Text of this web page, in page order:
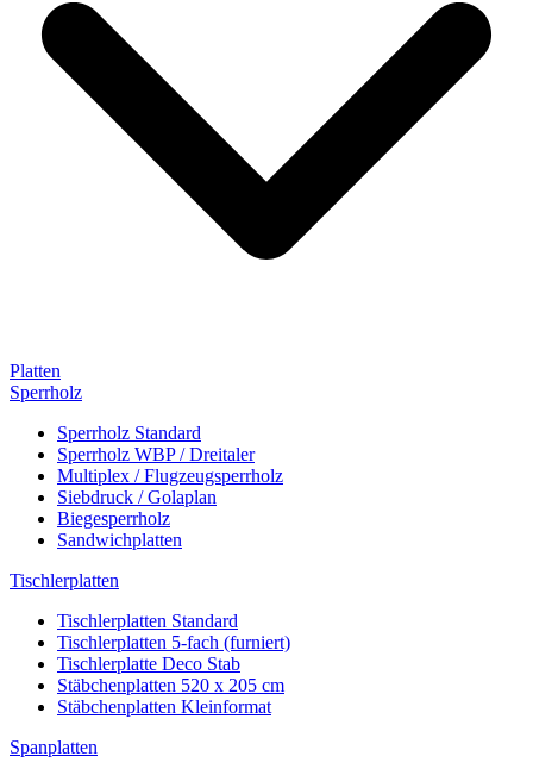
Platten
Sperrholz
Sperrholz Standard
Sperrholz WBP / Dreitaler
Multiplex / Flugzeugsperrholz
Siebdruck / Golaplan
Biegesperrholz
Sandwichplatten
Tischlerplatten
Tischlerplatten Standard
Tischlerplatten 5-fach (furniert)
Tischlerplatte Deco Stab
Stäbchenplatten 520 x 205 cm
Stäbchenplatten Kleinformat
Spanplatten